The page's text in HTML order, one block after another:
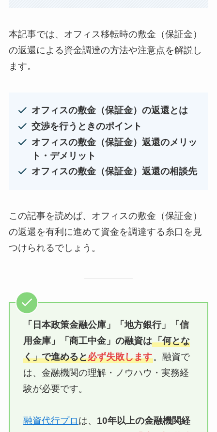
本記事では、オフィス移転時の敷金（保証金）
の返還による資金調達の方法や注意点を解説し
ます。
オフィスの敷金（保証金）の返還とは
交渉を行うときのポイント
オフィスの敷金（保証金）返還のメリッ
ト・デメリット
オフィスの敷金（保証金）返還の相談先
この記事を読めば、オフィスの敷金（保証金）
の返還を有利に進めて資金を調達する糸口を見
つけられるでしょう。
「日本政策金融公庫」「地方銀行」「信
用金庫」
「商工中金」の融資は「何とな
く」で進めると必ず失敗します。融資で
は、金融機関の理解・ノウハウ・実務経
験が必要です。
融資代行プロは、 10年以上の金融機関経